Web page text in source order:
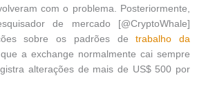
com o problema. Posteriormente,
de mercado [@CryptoWhale]
sobre os padrões detrabalho da
a exchange normalmente cai sempre
alterações de mais de US$ 500 por